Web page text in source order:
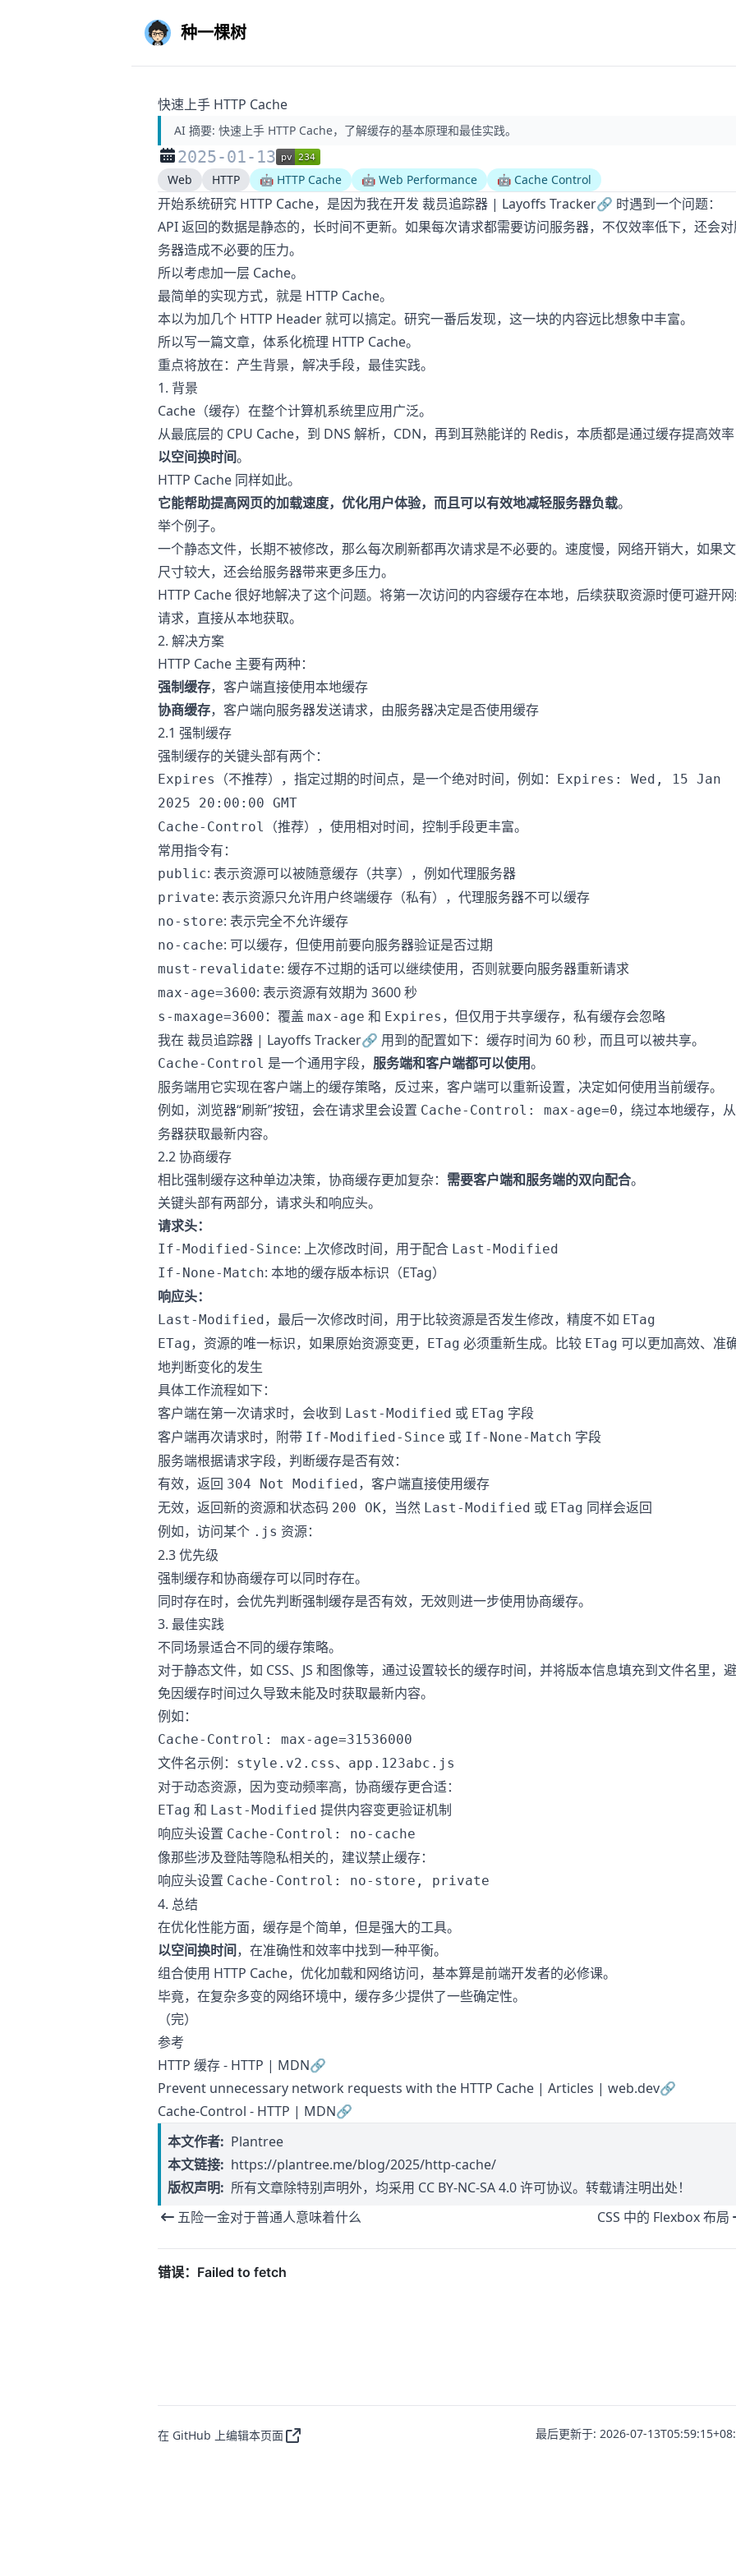
种一棵树
快速上手 HTTP Cache
AI 摘要: 快速上手 HTTP Cache，了解缓存的基本原理和最佳实践。
2025-01-13
Web HTTP 🤖 HTTP Cache 🤖 Web Performance 🤖 Cache Control
开始系统研究 HTTP Cache，是因为我在开发 裁员追踪器 | Layoffs Tracker🔗 时遇到一个问题：
API 返回的数据是静态的，长时间不更新。如果每次请求都需要访问服务器，不仅效率低下，还会
务器造成不必要的压力。
所以考虑加一层 Cache。
最简单的实现方式，就是 HTTP Cache。
本以为加几个 HTTP Header 就可以搞定。研究一番后发现，这一块的内容远比想象中丰富。
所以写一篇文章，体系化梳理 HTTP Cache。
重点将放在：产生背景，解决手段，最佳实践。
1. 背景
Cache（缓存）在整个计算机系统里应用广泛。
从最底层的 CPU Cache，到 DNS 解析，CDN，再到耳熟能详的 Redis，本质都是通过缓存提高效
以空间换时间。
HTTP Cache 同样如此。
它能帮助提高网页的加载速度，优化用户体验，而且可以有效地减轻服务器负载。
举个例子。
一个静态文件，长期不被修改，那么每次刷新都再次请求是不必要的。速度慢，网络开销大，如果
尺寸较大，还会给服务器带来更多压力。
HTTP Cache 很好地解决了这个问题。将第一次访问的内容缓存在本地，后续获取资源时便可避开
请求，直接从本地获取。
2. 解决方案
HTTP Cache 主要有两种：
强制缓存，客户端直接使用本地缓存
协商缓存，客户端向服务器发送请求，由服务器决定是否使用缓存
2.1 强制缓存
强制缓存的关键头部有两个：
Expires （不推荐），指定过期的时间点，是一个绝对时间，例如：
Expires: Wed, 15 Jan
2025 20:00:00 GMT
Cache-Control
（推荐），使用相对时间，控制手段更丰富。
常用指令有：
public: 表示资源可以被随意缓存（共享），例如代理服务器
private: 表示资源只允许用户终端缓存（私有），代理服务器不可以缓存
no-store: 表示完全不允许缓存
no-cache: 可以缓存，但使用前要向服务器验证是否过期
must-revalidate: 缓存不过期的话可以继续使用，否则就要向服务器重新请求
max-age=3600: 表示资源有效期为 3600 秒
s-maxage=3600 ：覆盖 max-age 和 Expires ，但仅用于共享缓存，私有缓存会忽略
我在 裁员追踪器 | Layoffs Tracker🔗 用到的配置如下：缓存时间为 60 秒，而且可以被共享。
Cache-Control 是一个通用字段， 服务端和客户端都可以使用。
服务端用它实现在客户端上的缓存策略，反过来，客户端可以重新设置，决定如何使用当前缓存。
例如，浏览器“刷新”按钮，会在请求里会设置 Cache-Control: max-age=0，绕过本地缓存，
务器获取最新内容。
2.2 协商缓存
相比强制缓存这种单边决策，协商缓存更加复杂： 需要客户端和服务端的双向配合。
关键头部有两部分，请求头和响应头。
请求头：
If-Modified-Since: 上次修改时间，用于配合 Last-Modified
If-None-Match: 本地的缓存版本标识（ETag）
响应头：
Last-Modified，最后一次修改时间，用于比较资源是否发生修改，精度不如 ETag
ETag，资源的唯一标识，如果原始资源变更， ETag 必须重新生成。比较 ETag 可以更加高效、准
地判断变化的发生
具体工作流程如下：
客户端在第一次请求时，会收到 Last-Modified 或 ETag 字段
客户端再次请求时，附带 If-Modified-Since 或 If-None-Match 字段
服务端根据请求字段，判断缓存是否有效：
有效，返回 304 Not Modified，客户端直接使用缓存
无效，返回新的资源和状态码 200 OK，当然 Last-Modified 或 ETag 同样会返回
例如，访问某个 .js 资源：
2.3 优先级
强制缓存和协商缓存可以同时存在。
同时存在时，会优先判断强制缓存是否有效，无效则进一步使用协商缓存。
3. 最佳实践
不同场景适合不同的缓存策略。
对于静态文件，如 CSS、JS 和图像等，通过设置较长的缓存时间，并将版本信息填充到文件名里，避
免因缓存时间过久导致未能及时获取最新内容。
例如：
Cache-Control: max-age=31536000
文件名示例： style.v2.css、 app.123abc.js
对于动态资源，因为变动频率高，协商缓存更合适：
ETag 和 Last-Modified 提供内容变更验证机制
响应头设置 Cache-Control: no-cache
像那些涉及登陆等隐私相关的，建议禁止缓存：
响应头设置 Cache-Control: no-store, private
4. 总结
在优化性能方面，缓存是个简单，但是强大的工具。
以空间换时间，在准确性和效率中找到一种平衡。
组合使用 HTTP Cache，优化加载和网络访问，基本算是前端开发者的必修课。
毕竟，在复杂多变的网络环境中，缓存多少提供了一些确定性。
（完）
参考
HTTP 缓存 - HTTP | MDN🔗
Prevent unnecessary network requests with the HTTP Cache | Articles | web.dev🔗
Cache-Control - HTTP | MDN🔗
本文作者: Plantree
本文链接: https://plantree.me/blog/2025/http-cache/
版权声明: 所有文章除特别声明外，均采用 CC BY-NC-SA 4.0许可协议。转载请注明出处！
五险一金对于普通人意味着什么
CSS 中的 Flexbox 布局
在 GitHub 上编辑本页面 最后更新于: 2026-07-